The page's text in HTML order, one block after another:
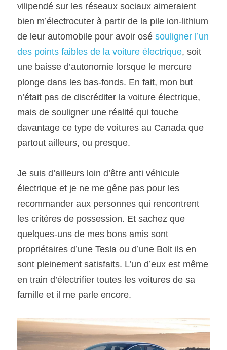
vilipendé sur les réseaux sociaux aimeraient
bien m’électrocuter à partir de la pile ion-lithium
de leur automobile pour avoir osé souligner l’un
des points faibles de la voiture électrique, soit
une baisse d’autonomie lorsque le mercure
plonge dans les bas-fonds. En fait, mon but
n’était pas de discréditer la voiture électrique,
mais de souligner une réalité qui touche
davantage ce type de voitures au Canada que
partout ailleurs, ou presque.
Je suis d’ailleurs loin d’être anti véhicule
électrique et je ne me gêne pas pour les
recommander aux personnes qui rencontrent
les critères de possession. Et sachez que
quelques-uns de mes bons amis sont
propriétaires d’une Tesla ou d’une Bolt ils en
sont pleinement satisfaits. L’un d’eux est même
en train d’électrifier toutes les voitures de sa
famille et il me parle encore.